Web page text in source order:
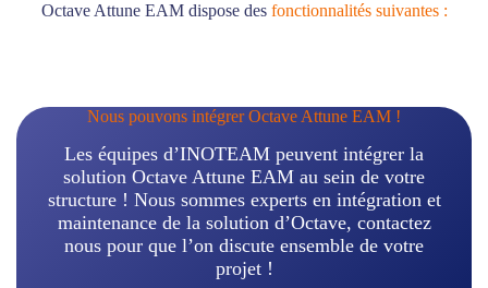
Octave Attune EAM dispose des fonctionnalités suivantes :
Nous pouvons intégrer Octave Attune EAM !
Les équipes d’INOTEAM peuvent intégrer la
solution Octave Attune EAM au sein de votre
structure ! Nous sommes experts en intégration et
maintenance de la solution d’Octave, contactez
nous pour que l’on discute ensemble de votre
projet !